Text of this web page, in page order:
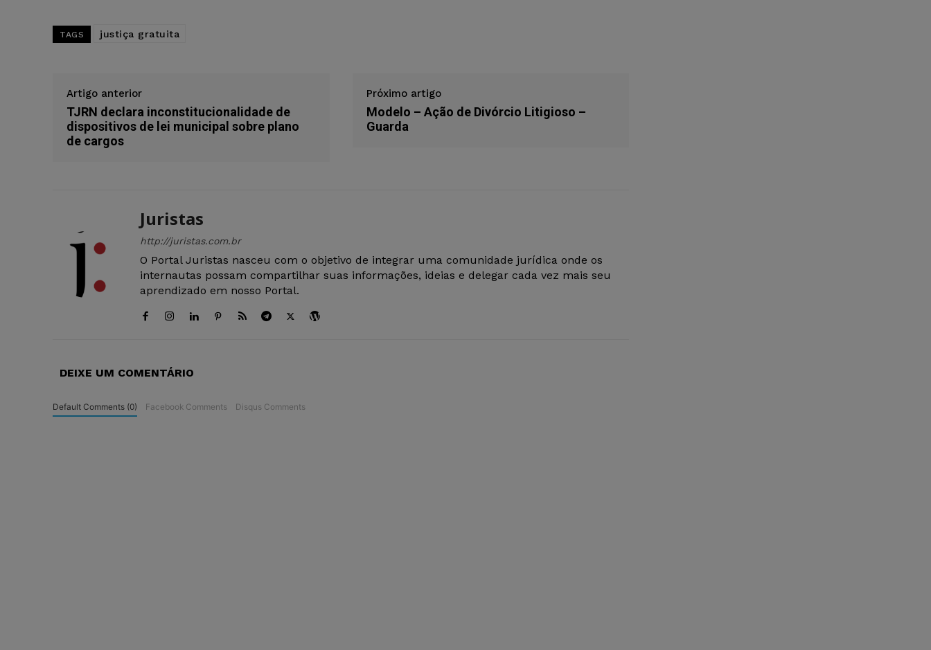
TAGS justiça gratuita
Artigo anterior
TJRN declara inconstitucionalidade de
dispositivos de lei municipal sobre plano
de cargos
Próximo artigo
Modelo – Ação de Divórcio Litigioso –
Guarda
Juristas
http://juristas.com.br
O Portal Juristas nasceu com o objetivo de integrar uma comunidade jurídica onde os
internautas possam compartilhar suas informações, ideias e delegar cada vez mais seu
aprendizado em nosso Portal.
DEIXE UM COMENTÁRIO
Default Comments (0) Facebook Comments Disqus Comments